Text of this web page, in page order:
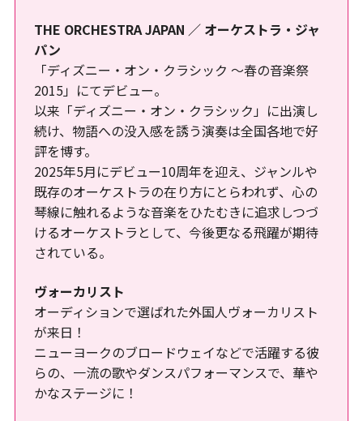
THE ORCHESTRA JAPAN ／ オーケストラ・ジャ
パン
「ディズニー・オン・クラシック ～春の音楽祭
2015」にてデビュー。
以来「ディズニー・オン・クラシック」に出演し
続け、物語への没入感を誘う演奏は全国各地で好
評を博す。
2025年5月にデビュー10周年を迎え、ジャンルや
既存のオーケストラの在り方にとらわれず、心の
琴線に触れるような音楽をひたむきに追求しつづ
けるオーケストラとして、今後更なる飛躍が期待
されている。
ヴォーカリスト
オーディションで選ばれた外国人ヴォーカリスト
が来日！
ニューヨークのブロードウェイなどで活躍する彼
らの、一流の歌やダンスパフォーマンスで、華や
かなステージに！